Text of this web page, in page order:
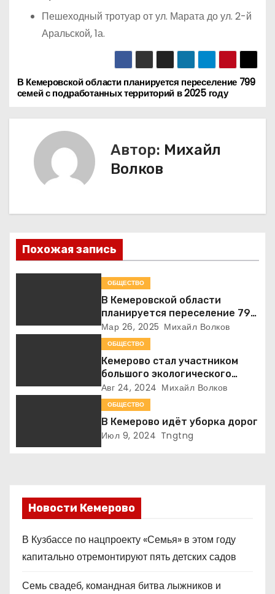
Пешеходный тротуар от ул. Марата до ул. 2-й
Аральской, 1а.
Н
а
а
ц
и
п
а
и
я
В Кемеровской области планируется переселение 799
семей с подработанных территорий в 2025 году
Автор: Михайл
Волков
Похожая запись
ОБЩЕСТВО
В Кемеровской области
планируется переселение 799
семей с подработанных
территорий в 2025 году
Мар 26, 2025 Михайл Волков
ОБЩЕСТВО
Кемерово стал участником
большого экологического
проекта
Авг 24, 2024 Михайл Волков
ОБЩЕСТВО
В Кемерово идёт уборка дорог
Июл 9, 2024 Tngtng
Новости Кемерово
В Кузбассе по нацпроекту «Семья» в этом году
капитально отремонтируют пять детских садов
Семь свадеб, командная битва лыжников и